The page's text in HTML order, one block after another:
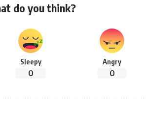
do you think?
Sleepy
0
Angry
0